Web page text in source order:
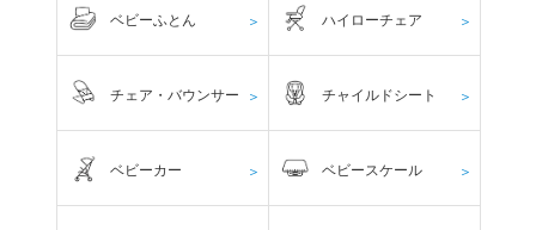
ベビーふとん ＞ ハイローチェア ＞
チェア・バウンサー ＞ チャイルドシート ＞
ベビーカー ＞ ベビースケール ＞